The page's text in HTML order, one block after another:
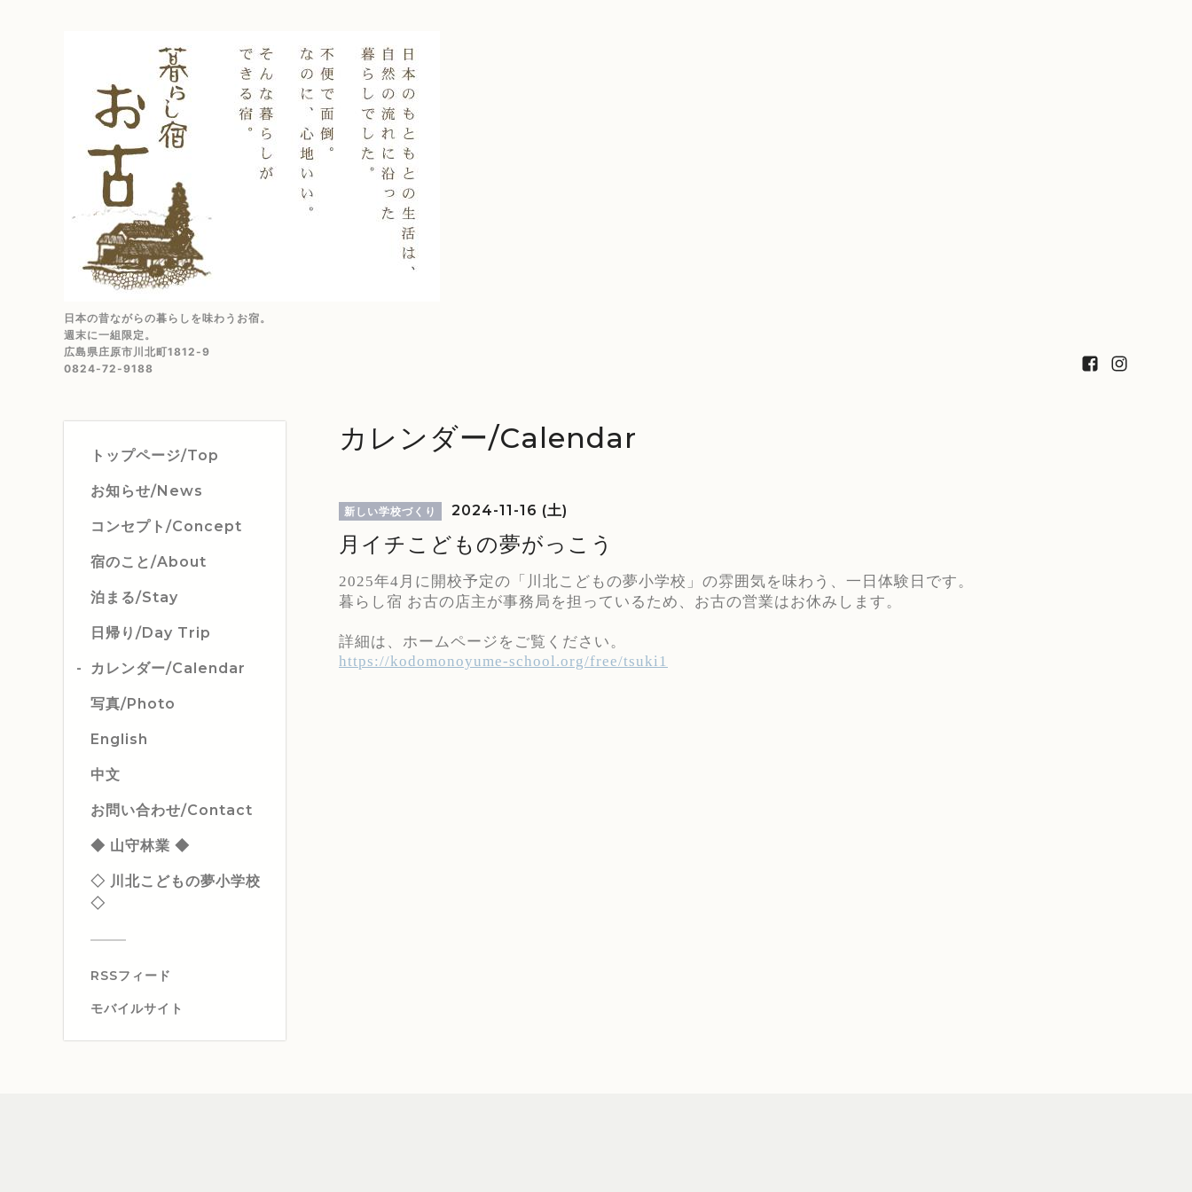
日本の昔ながらの暮らしを味わうお宿。
週末に一組限定。
広島県庄原市川北町1812-9
0824-72-9188
トップページ/Top
お知らせ/News
コンセプト/Concept
宿のこと/About
泊まる/Stay
日帰り/Day Trip
カレンダー/Calendar
写真/Photo
English
中文
お問い合わせ/Contact
◆ 山守林業 ◆
◇ 川北こどもの夢小学校
◇
RSSフィード
モバイルサイト
カレンダー/Calendar
新しい学校づくり 2024-11-16 (土)
月イチこどもの夢がっこう
2025年4月に開校予定の「川北こどもの夢小学校」の雰囲気を味わう、一日体験日です。
暮らし宿 お古の店主が事務局を担っているため、お古の営業はお休みします。
詳細は、ホームページをご覧ください。
https://kodomonoyume-school.org/free/tsuki1